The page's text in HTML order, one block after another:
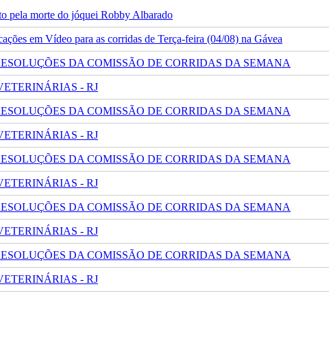
pela morte do jóquei Robby Albarado
em Vídeo para as corridas de Terça-feira (04/08) na Gávea
DA COMISSÃO DE CORRIDAS DA SEMANA
- RJ
DA COMISSÃO DE CORRIDAS DA SEMANA
- RJ
DA COMISSÃO DE CORRIDAS DA SEMANA
- RJ
DA COMISSÃO DE CORRIDAS DA SEMANA
- RJ
DA COMISSÃO DE CORRIDAS DA SEMANA
- RJ